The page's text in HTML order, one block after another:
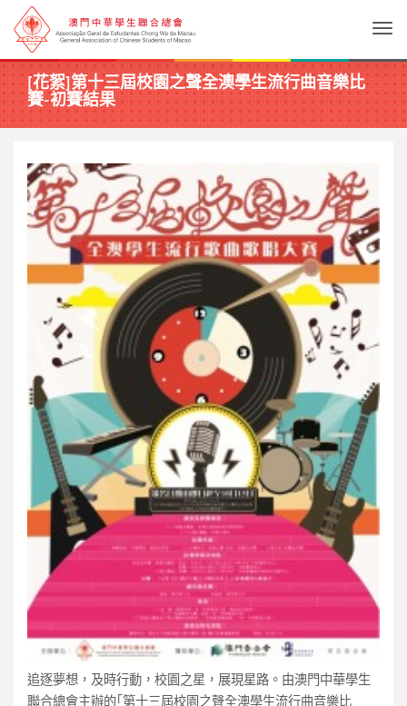
[花絮]第十三屆校園之聲全澳學生流行曲音樂比
賽-初賽結果
追逐夢想，及時行動，校園之星，展現星路。由澳門中華學生
聯合總會主辦的｢第十三屆校園之聲全澳學生流行曲音樂比